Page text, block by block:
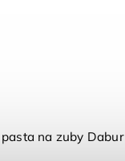
na zuby Dabur